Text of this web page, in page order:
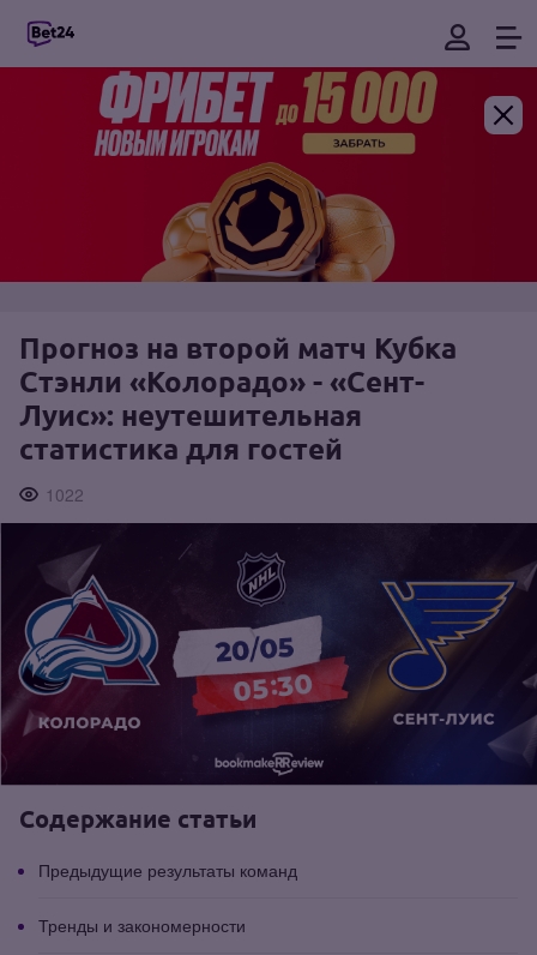
Прогноз на второй матч Кубка
Стэнли «Колорадо» - «Сент-
Луис»: неутешительная
статистика для гостей
1022
Содержание статьи
Предыдущие результаты команд
Тренды и закономерности